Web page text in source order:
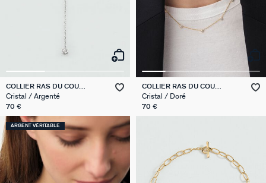
COLLIER RAS DU COU
BRILLANT
Cristal / Argenté
70 €
COLLIER RAS DU COU
BRILLANT
Cristal / Doré
70 €
ARGENT VÉRITABLE